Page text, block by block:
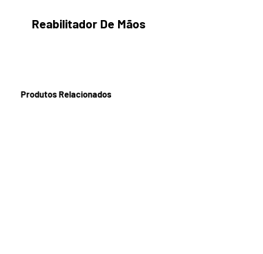
Reabilitador De Mãos
Produtos Relacionados